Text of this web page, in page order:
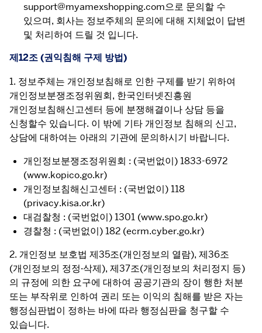
support@myamexshopping.com으로 문의할 수
있으며, 회사는 정보주체의 문의에 대해 지체없이 답변
및 처리하여 드릴 것 입니다.
제12조 (권익침해 구제 방법)
1. 정보주체는 개인정보침해로 인한 구제를 받기 위하여
개인정보분쟁조정위원회, 한국인터넷진흥원
개인정보침해신고센터 등에 분쟁해결이나 상담 등을
신청할수 있습니다. 이 밖에 기타 개인정보 침해의 신고,
상담에 대하여는 아래의 기관에 문의하시기 바랍니다.
개인정보분쟁조정위원회 : (국번없이) 1833-6972
(www.kopico.go.kr)
개인정보침해신고센터 : (국번없이) 118
(privacy.kisa.or.kr)
대검찰청 : (국번없이) 1301 (www.spo.go.kr)
경찰청 : (국번없이) 182 (ecrm.cyber.go.kr)
2. 개인정보 보호법 제35조(개인정보의 열람), 제36조
(개인정보의 정정·삭제), 제37조(개인정보의 처리정지 등)
의 규정에 의한 요구에 대하여 공공기관의 장이 행한 처분
또는 부작위로 인하여 권리 또는 이익의 침해를 받은 자는
행정심판법이 정하는 바에 따라 행정심판을 청구할 수
있습니다.